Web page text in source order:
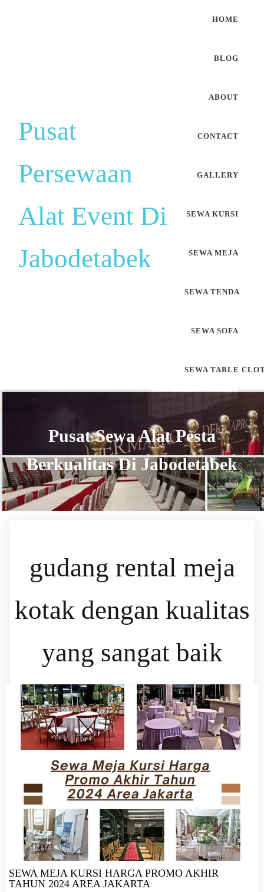
Pusat
Persewaan
Alat Event Di
Jabodetabek
HOME
BLOG
ABOUT
CONTACT
GALLERY
SEWA KURSI
SEWA MEJA
SEWA TENDA
SEWA SOFA
SEWA TABLE
Pusat Sewa Alat Pesta
Berkualitas Di Jabodetabek
gudang rental meja
kotak dengan kualitas
yang sangat baik
SEWA MEJA KURSI HARGA PROMO AKHIR
TAHUN 2024 AREA JAKARTA